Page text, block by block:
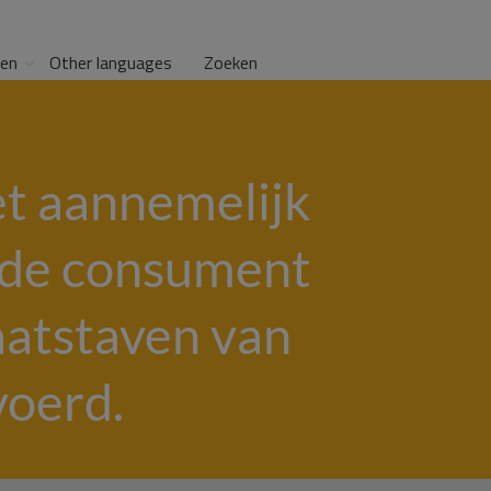
Other languages Zoeken
aannemelijk
consument
van